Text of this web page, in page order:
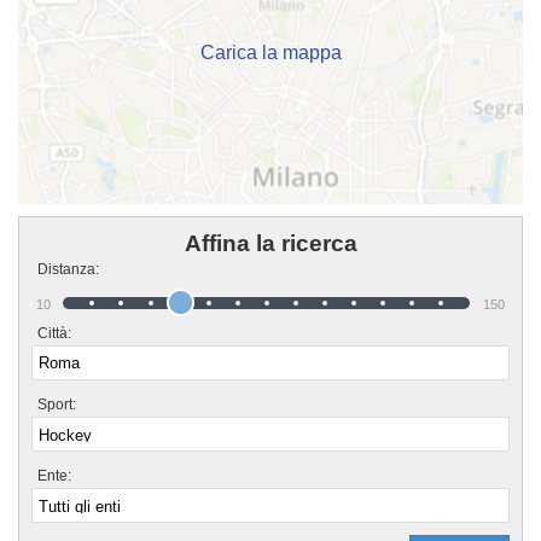
bottone "Contattaci" presente nella pagina.
Carica la mappa
Affina la ricerca
Distanza:
10 150
Città:
Sport:
Ente: